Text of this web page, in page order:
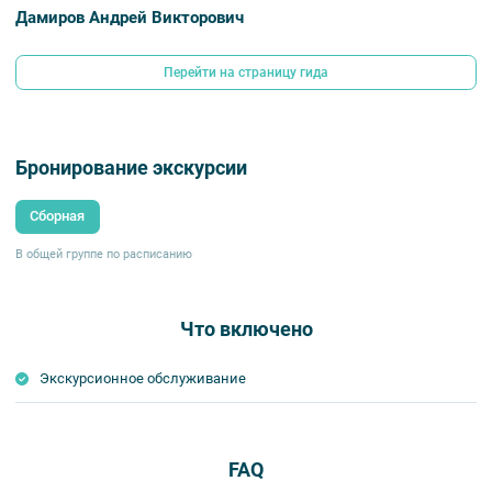
Дамиров Андрей Викторович
Перейти на страницу гида
Бронирование экскурсии
Сборная
В общей группе по расписанию
Что включено
Экскурсионное обслуживание
FAQ